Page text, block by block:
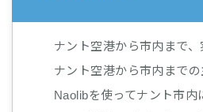
ナント空港から市内まで、
ナント空港から市内まで
Naolibを使ってナント市内